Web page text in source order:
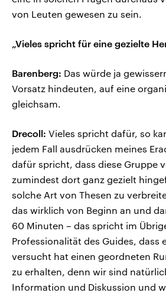
von Leuten gewesen zu sein.
„Vieles spricht für eine gezielte
Barenberg: Das würde ja
Vorsatz hindeuten, auf eine
gleichsam.
Drecoll: Vieles spricht dafür, so
jedem Fall ausdrücken meines
dafür spricht, dass diese Gruppe
zumindest dort ganz gezielt
solche Art von Thesen zu
das wirklich von Beginn an und
60 Minuten – das spricht im
Professionalität des Guides, dass
versucht hat einen geordneten
zu erhalten, denn wir sind
Information und Diskussion und